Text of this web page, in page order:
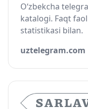
O‘zbekcha
katalogi. Faqt
statistikasi bilan.
uztelegram.com